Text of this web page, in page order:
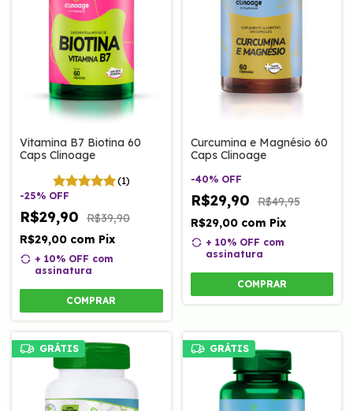
Vitamina B7 Biotina 60
Caps Clinoage
(1)
-25% OFF
R$29,90
R$39,90
R$29,00 com Pix
+ 10% OFF com
assinatura
COMPRAR
Curcumina e Magnésio 60
Caps Clinoage
-40% OFF
R$29,90 R$49,95
R$29,00 com Pix
+ 10% OFF com
assinatura
COMPRAR
GRÁTIS GRÁTIS